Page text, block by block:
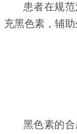
患者在规范
充黑色素，辅助
黑色素的合